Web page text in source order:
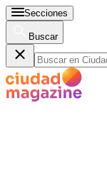
Secciones
Buscar